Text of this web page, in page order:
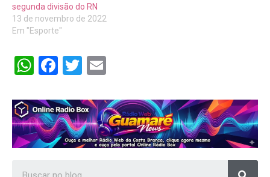
segunda divisão do RN
13 de novembro de 2022
Em "Esporte"
WhatsApp
Facebook
Twitter